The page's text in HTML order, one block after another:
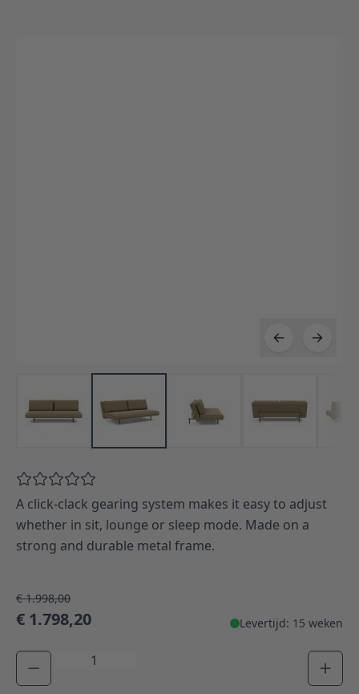
A click-clack gearing system makes it easy to adjust
whether in sit, lounge or sleep mode. Made on a
strong and durable metal frame.
€ 1.998,00
€ 1.798,20 Levertijd: 15 weken
Aantal